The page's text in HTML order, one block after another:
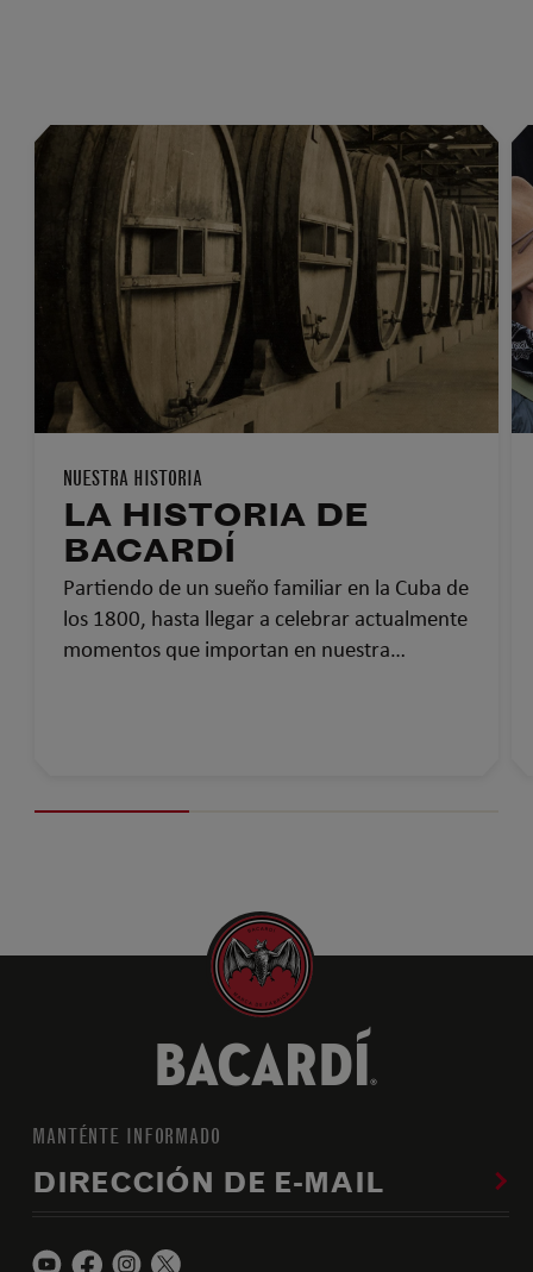
NUESTRA HISTORIA
LA HISTORIA DE
BACARDÍ
Partiendo de un sueño familiar en la Cuba de
los 1800, hasta llegar a celebrar actualmente
momentos que importan en nuestra
MANTÉNTE INFORMADO
DIRECCIÓN DE E-MAIL